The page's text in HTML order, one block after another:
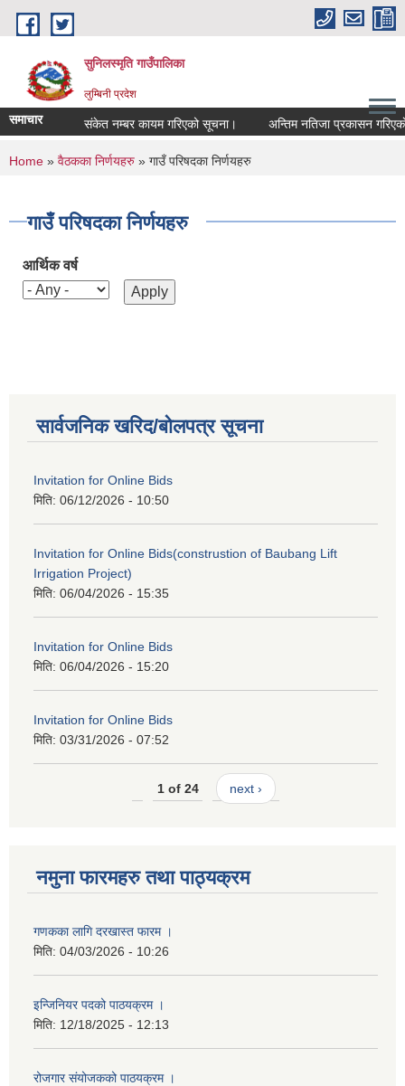
Skip to main content
सुनिलस्मृति गाउँपालिका
लुम्बिनी प्रदेश
समाचार संकेत नम्बर कायम गरिएको सूचना। अन्तिम नतिजा प्रकासन गरिएकाे
You are here
Home » वैठकका निर्णयहरु » गाउँ परिषदका निर्णयहरु
गाउँ परिषदका निर्णयहरु
आर्थिक वर्ष
सार्वजनिक खरिद/बोलपत्र सूचना
Invitation for Online Bids
मिति: 06/12/2026 - 10:50
Invitation for Online Bids(construstion of Baubang Lift
Irrigation Project)
मिति: 06/04/2026 - 15:35
Invitation for Online Bids
मिति: 06/04/2026 - 15:20
Invitation for Online Bids
मिति: 03/31/2026 - 07:52
1 of 24 next ›
नमुना फारमहरु तथा पाठ्यक्रम
गणकका लागि दरखास्त फारम ।
मिति: 04/03/2026 - 10:26
इन्जिनियर पदको पाठयक्रम ।
मिति: 12/18/2025 - 12:13
रोजगार संयोजकको पाठयक्रम ।